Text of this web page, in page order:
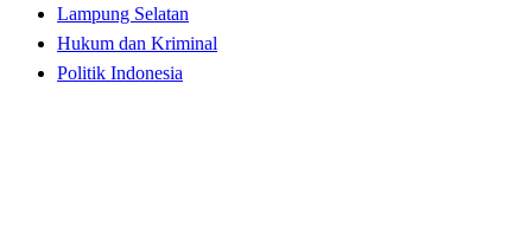
Lampung Selatan
Hukum dan Kriminal
Politik Indonesia